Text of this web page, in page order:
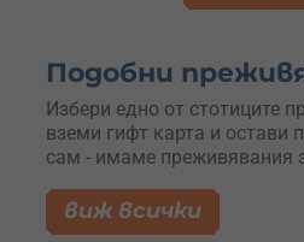
Подобни
Избери едно от стотиците
вземи гифт карта и остави
сам - имаме преживявания
виж всички